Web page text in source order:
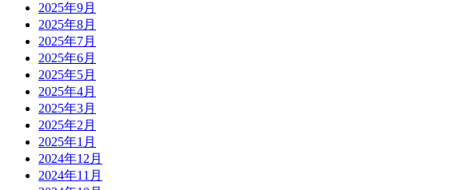
2025年9月
2025年8月
2025年7月
2025年6月
2025年5月
2025年4月
2025年3月
2025年2月
2025年1月
2024年12月
2024年11月